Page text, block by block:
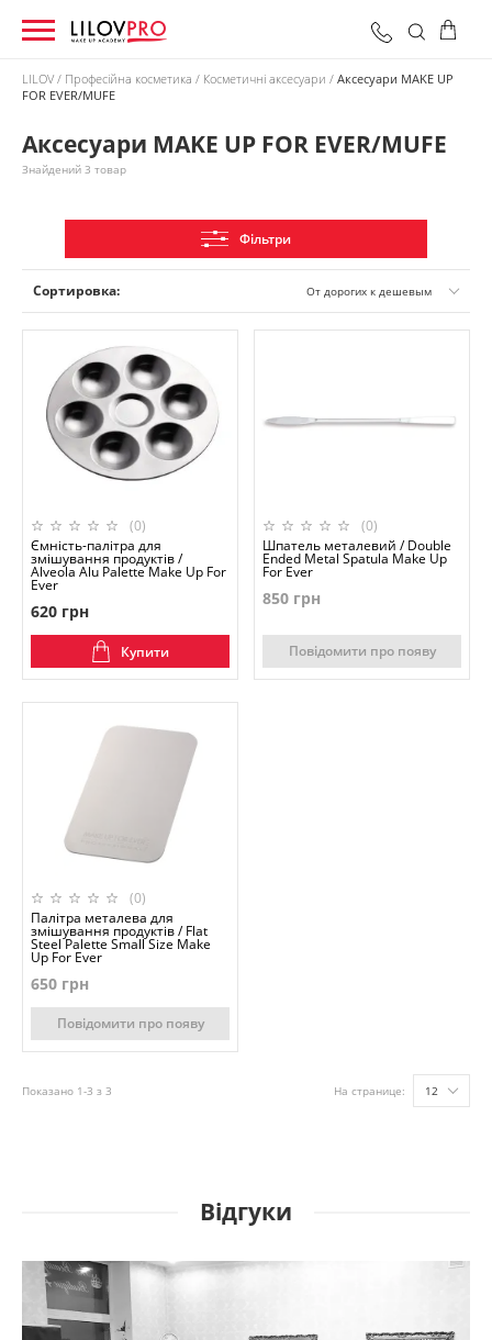
LILOV Професійна косметика Косметичні аксесуари
Аксесуари MAKE UP
FOR EVER/MUFE
Аксесуари MAKE UP FOR EVER/MUFE
Знайдений 3 товар
Фільтри
Сортировка: От дорогих к дешевым
(0)
Ємність-палітра для
змішування продуктів /
Alveola Alu Palette Make Up For
Ever
620 грн
Купити
(0)
Шпатель металевий / Double
Ended Metal Spatula Make Up
For Ever
850 грн
Повідомити про появу
(0)
Палітра металева для
змішування продуктів / Flat
Steel Palette Small Size Make
Up For Ever
650 грн
Повідомити про появу
Показано 1-3 з 3 На странице: 12
Відгуки